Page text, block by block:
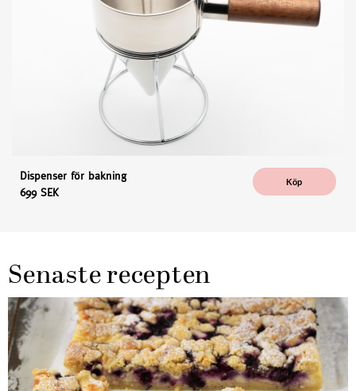
Dispenser för bakning
699 SEK
Köp
Senaste recepten